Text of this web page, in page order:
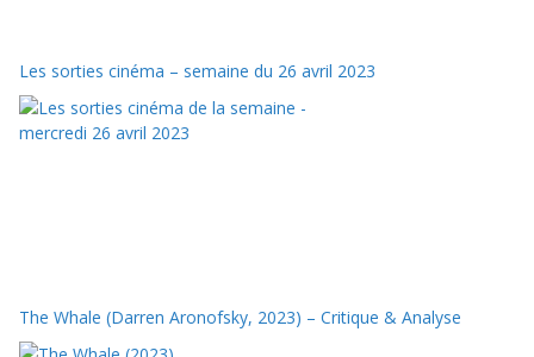
Les sorties cinéma – semaine du 26 avril 2023
The Whale (Darren Aronofsky, 2023) – Critique & Analyse